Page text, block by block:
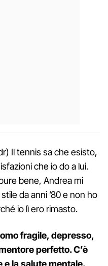
Il tennis sa che esisto,
che io do a lui.
bene, Andrea mi
da anni ’80 e non ho
io lì ero rimasto.
fragile, depresso,
perfetto. C’è
e la salute mentale.